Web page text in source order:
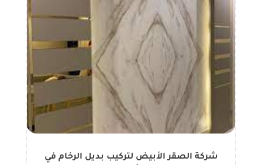
شركة الصقر الأبيض لتركيب بديل الرخام في